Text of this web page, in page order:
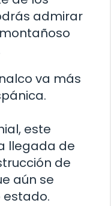
admirar
va más
este
llegada de
de
aún se